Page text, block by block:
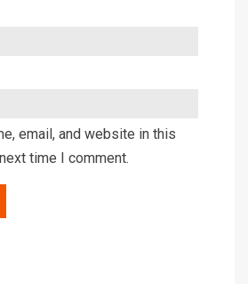
email, and website in this
time I comment.